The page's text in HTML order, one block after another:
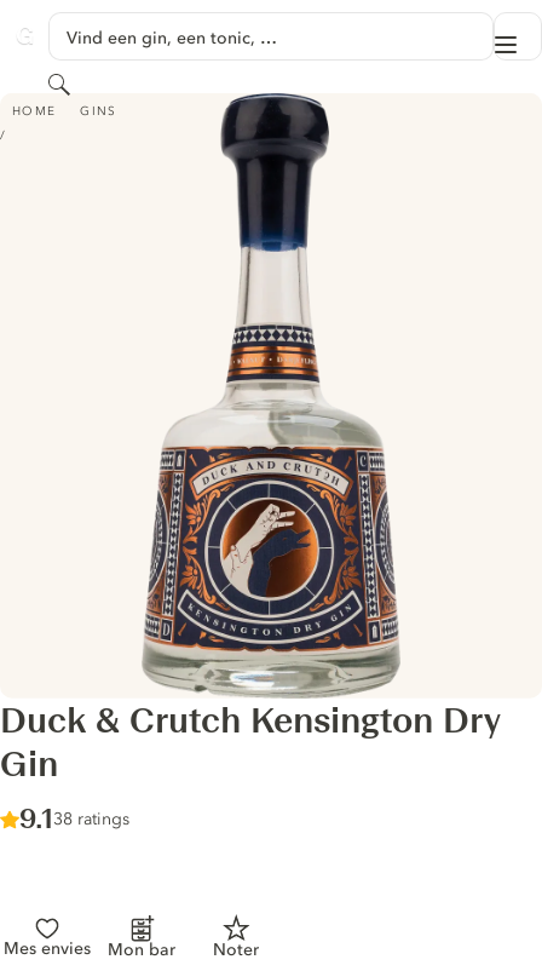
GINVENTORY
Vind een gin, een tonic, …
Zoeken
HOME GINS
DUCK & CRUTCH KENSINGTON DRY GIN
Duck & Crutch Kensington Dry
Gin
Score :
9.1/ 10
38 ratings
Mes envies Mon bar Noter